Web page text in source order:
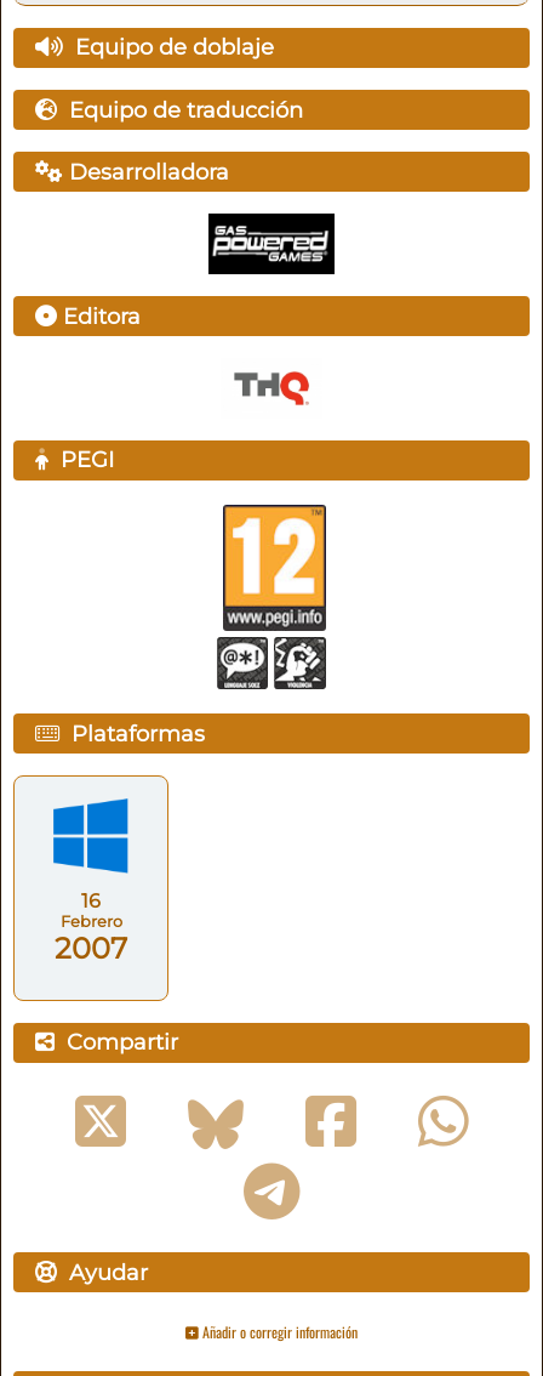
Equipo de doblaje
Equipo de traducción
Desarrolladora
Editora
PEGI
Plataformas
16
Febrero
2007
Compartir
Ayudar
Añadir o corregir información